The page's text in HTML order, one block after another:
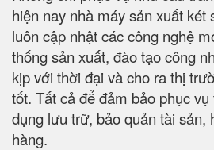
hiện nay nhà máy sản xuất két
luôn cập nhật các công nghệ
thống sản xuất, đào tạo công
kịp với thời đại và cho ra thị
tốt. Tất cả để đảm bảo phục
dụng lưu trữ, bảo quản tài sản,
hàng.